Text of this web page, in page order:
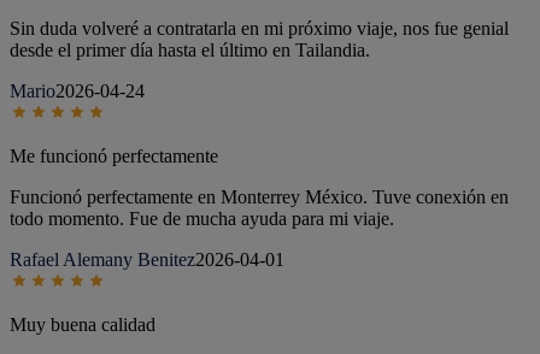
Sin duda volveré a contratarla en mi próximo viaje, nos fue genial
desde el primer día hasta el último en Tailandia.
Mario2026-04-24
Me funcionó perfectamente
Funcionó perfectamente en Monterrey México. Tuve conexión en
todo momento. Fue de mucha ayuda para mi viaje.
Rafael Alemany Benitez2026-04-01
Muy buena calidad